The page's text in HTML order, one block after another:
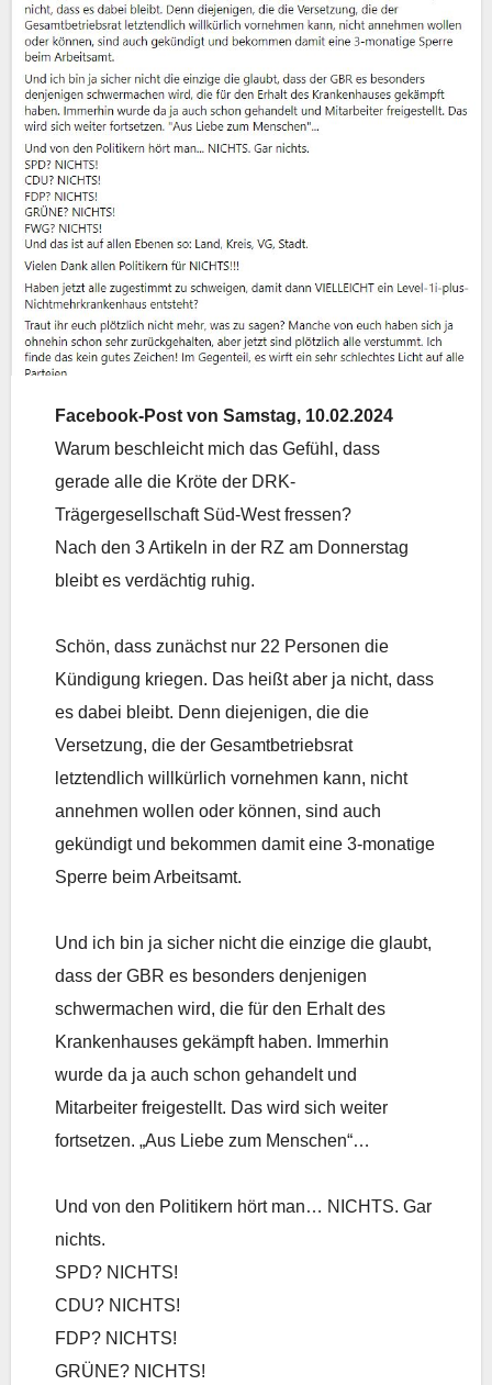
Facebook-Post von Samstag, 10.02.2024
Warum beschleicht mich das Gefühl, dass
gerade alle die Kröte der DRK-
Trägergesellschaft Süd-West fressen?
Nach den 3 Artikeln in der RZ am Donnerstag
bleibt es verdächtig ruhig.
Schön, dass zunächst nur 22 Personen die
Kündigung kriegen. Das heißt aber ja nicht, dass
es dabei bleibt. Denn diejenigen, die die
Versetzung, die der Gesamtbetriebsrat
letztendlich willkürlich vornehmen kann, nicht
annehmen wollen oder können, sind auch
gekündigt und bekommen damit eine 3-monatige
Sperre beim Arbeitsamt.
Und ich bin ja sicher nicht die einzige die glaubt,
dass der GBR es besonders denjenigen
schwermachen wird, die für den Erhalt des
Krankenhauses gekämpft haben. Immerhin
wurde da ja auch schon gehandelt und
Mitarbeiter freigestellt. Das wird sich weiter
fortsetzen. „Aus Liebe zum Menschen“…
Und von den Politikern hört man… NICHTS. Gar
nichts.
SPD? NICHTS!
CDU? NICHTS!
FDP? NICHTS!
GRÜNE? NICHTS!